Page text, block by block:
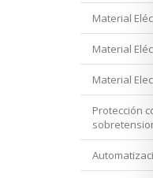
Material
Material
Material
Protección